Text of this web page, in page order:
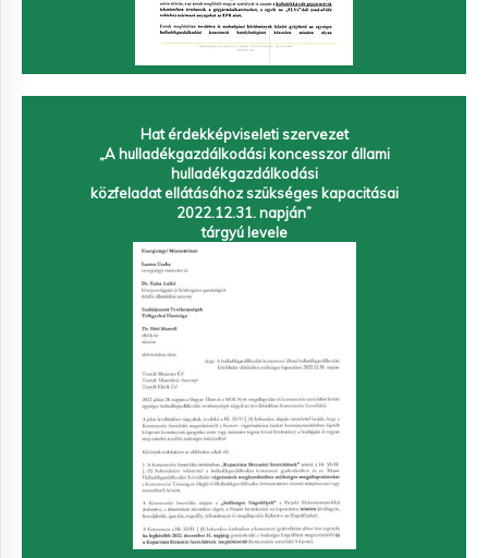
Hat érdekképviseleti szervezet
„A hulladékgazdálkodási koncesszor állami
hulladékgazdálkodási
közfeladat ellátásához szükséges kapacitásai
2022.12.31. napján”
tárgyú levele